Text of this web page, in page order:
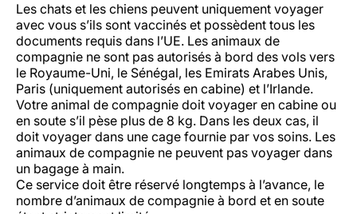
LuxairGroup
Les chats et les chiens peuvent uniquement voyager
avec vous s’ils sont vaccinés et possèdent tous les
documents requis dans l’UE. Les animaux de
compagnie ne sont pas autorisés à bord des vols vers
le Royaume-Uni, le Sénégal, les Emirats Arabes Unis,
Paris (uniquement autorisés en cabine) et l’Irlande.
Votre animal de compagnie doit voyager en cabine ou
en soute s’il pèse plus de 8 kg. Dans les deux cas, il
doit voyager dans une cage fournie par vos soins. Les
animaux de compagnie ne peuvent pas voyager dans
un bagage à main.
Ce service doit être réservé longtemps à l’avance, le
nombre d’animaux de compagnie à bord et en soute